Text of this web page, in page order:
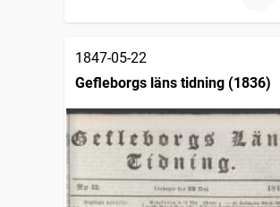
1847-05-22
Gefleborgs läns tidning (1836)